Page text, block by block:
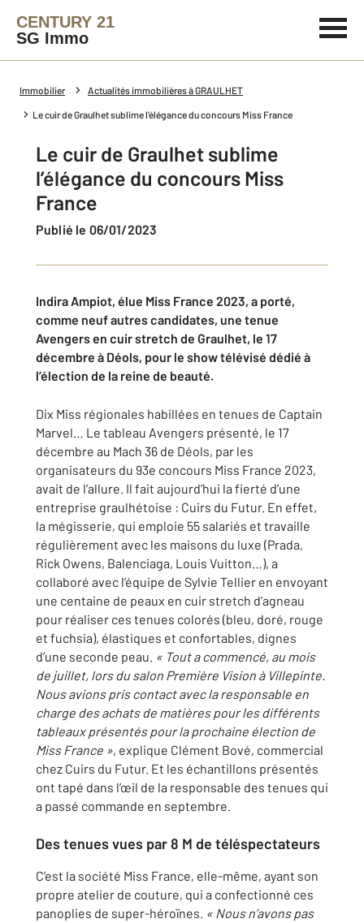
CENTURY 21
SG Immo
Immobilier Actualités immobilières à GRAULHET
Le cuir de Graulhet sublime l’élégance du concours Miss France
Le cuir de Graulhet sublime
l’élégance du concours Miss
France
Publié le 06/01/2023
Indira Ampiot, élue Miss France 2023, a porté,
comme neuf autres candidates, une tenue
Avengers en cuir stretch de Graulhet, le 17
décembre à Déols, pour le show télévisé dédié à
l’élection de la reine de beauté.
Dix Miss régionales habillées en tenues de Captain
Marvel… Le tableau Avengers présenté, le 17
décembre au Mach 36 de Déols, par les
organisateurs du 93e concours Miss France 2023,
avait de l’allure. Il fait aujourd’hui la fierté d’une
entreprise graulhétoise : Cuirs du Futur. En effet,
la mégisserie, qui emploie 55 salariés et travaille
régulièrement avec les maisons du luxe (Prada,
Rick Owens, Balenciaga, Louis Vuitton…), a
collaboré avec l’équipe de Sylvie Tellier en envoyant
une centaine de peaux en cuir stretch d’agneau
pour réaliser ces tenues colorés (bleu, doré, rouge
et fuchsia), élastiques et confortables, dignes
d’une seconde peau. « Tout a commencé, au mois
de juillet, lors du salon Première Vision à Villepinte.
Nous avions pris contact avec la responsable en
charge des achats de matières pour les différents
tableaux présentés pour la prochaine élection de
Miss France », explique Clément Bové, commercial
chez Cuirs du Futur. Et les échantillons présentés
ont tapé dans l’œil de la responsable des tenues qui
a passé commande en septembre.
Des tenues vues par 8 M de téléspectateurs
C’est la société Miss France, elle-même, ayant son
propre atelier de couture, qui a confectionné ces
panoplies de super-héroïnes. « Nous n’avons pas